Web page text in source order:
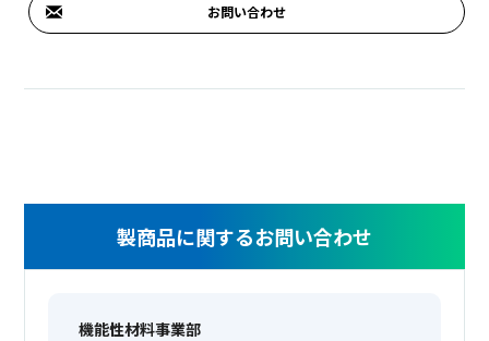
お問い合わせ
製商品に関するお問い合わせ
機能性材料事業部